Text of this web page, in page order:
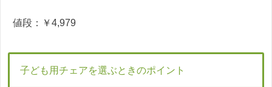
値段：￥4,979
子ども用チェアを選ぶときのポイント